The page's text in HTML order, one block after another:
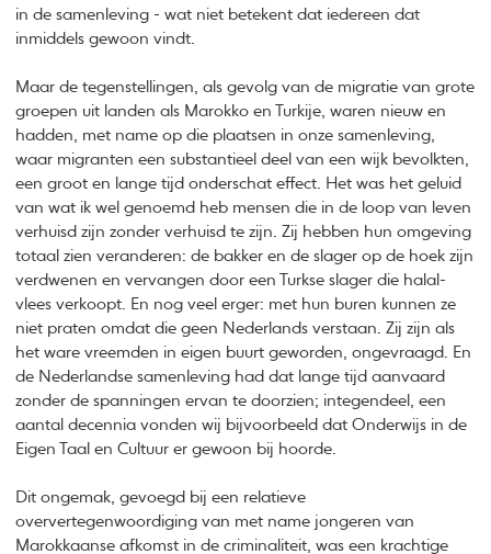
in de samenleving - wat niet betekent dat iedereen dat
inmiddels gewoon vindt.
Maar de tegenstellingen, als gevolg van de migratie van grote
groepen uit landen als Marokko en Turkije, waren nieuw en
hadden, met name op die plaatsen in onze samenleving,
waar migranten een substantieel deel van een wijk bevolkten,
een groot en lange tijd onderschat effect. Het was het geluid
van wat ik wel genoemd heb mensen die in de loop van leven
verhuisd zijn zonder verhuisd te zijn. Zij hebben hun omgeving
totaal zien veranderen: de bakker en de slager op de hoek zijn
verdwenen en vervangen door een Turkse slager die halal-
vlees verkoopt. En nog veel erger: met hun buren kunnen ze
niet praten omdat die geen Nederlands verstaan. Zij zijn als
het ware vreemden in eigen buurt geworden, ongevraagd. En
de Nederlandse samenleving had dat lange tijd aanvaard
zonder de spanningen ervan te doorzien; integendeel, een
aantal decennia vonden wij bijvoorbeeld dat Onderwijs in de
Eigen Taal en Cultuur er gewoon bij hoorde.
Dit ongemak, gevoegd bij een relatieve
oververtegenwoordiging van met name jongeren van
Marokkaanse afkomst in de criminaliteit, was een krachtige